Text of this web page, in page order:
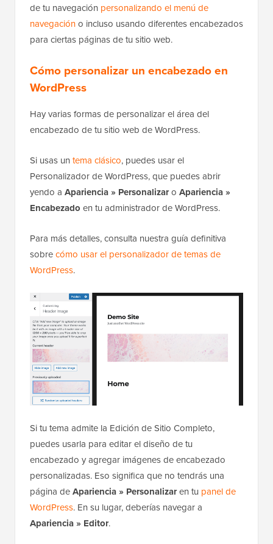
de tu navegación personalizando el menú de
navegacióno incluso usando diferentes encabezados
para ciertas páginas de tu sitio web.
Cómo personalizar un encabezado en
WordPress
Hay varias formas de personalizar el área del
encabezado de tu sitio web de WordPress.
Si usas un tema clásico, puedes usar el
Personalizador de WordPress, que puedes abrir
yendo a Apariencia » Personalizaro Apariencia »
Encabezado en tu administrador de WordPress.
Para más detalles, consulta nuestra guía definitiva
sobrecómo usar el personalizador de temas de
WordPress.
Si tu tema admite la Edición de Sitio Completo,
puedes usarla para editar el diseño de tu
encabezado y agregar imágenes de encabezado
personalizadas. Eso significa que no tendrás una
página deApariencia » Personalizaren tu panel de
WordPress. En su lugar, deberías navegar a
Apariencia » Editor.